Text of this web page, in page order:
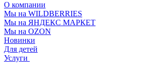
О компании
Мы на WILDBERRIES
Мы на ЯНДЕКС МАРКЕТ
Мы на OZON
Новинки
Для детей
Услуги